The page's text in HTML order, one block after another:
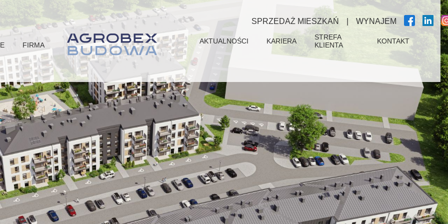
FIRMA AKTUALNOŚCI KARIERA
STREFA
KLIENTA
KONTAKT
SPRZEDAŻ MIESZKAŃ WYNAJEM